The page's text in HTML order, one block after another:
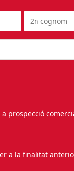
prospecció
a la finalitat